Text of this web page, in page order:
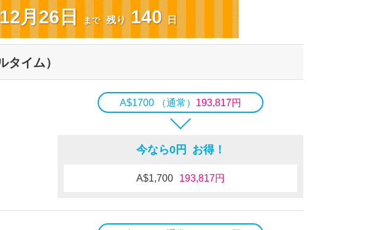
月26日 まで 残り140日
タイム）
A$1700 （通常） 193,817円
今なら0円 お得！
A$1,700 193,817円